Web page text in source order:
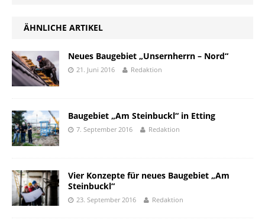
ÄHNLICHE ARTIKEL
Neues Baugebiet „Unsernherrn – Nord“
21. Juni 2016 Redaktion
Baugebiet „Am Steinbuckl“ in Etting
7. September 2016 Redaktion
Vier Konzepte für neues Baugebiet „Am
Steinbuckl“
23. September 2016 Redaktion